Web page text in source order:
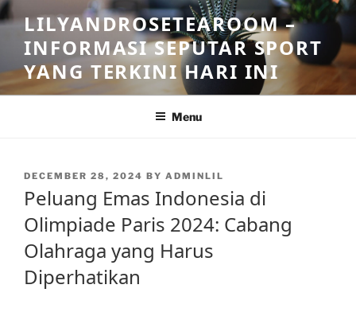
Skip
to
content
LILYANDROSETEAROOM –
INFORMASI SEPUTAR SPORT
YANG TERKINI HARI INI
Menu
POSTED
DECEMBER 28, 2024 BY ADMINLIL
Peluang Emas Indonesia di
Olimpiade Paris 2024: Cabang
Olahraga yang Harus
Diperhatikan